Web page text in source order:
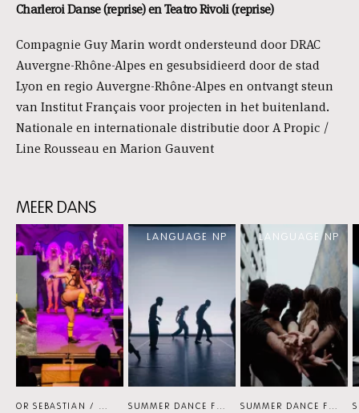
Charleroi Danse (reprise) en Teatro Rivoli (reprise)
Compagnie Guy Marin wordt ondersteund door DRAC
Auvergne-Rhône-Alpes en gesubsidieerd door de stad
Lyon en regio Auvergne-Rhône-Alpes en ontvangt steun
van Institut Français voor projecten in het buitenland.
Nationale en internationale distributie door A Propic /
Line Rousseau en Marion Gauvent
MEER DANS
Skip
content:
MEER
DANS
OR SEBASTIAN / DREK MANOR THEATER
LANGUAGE NP
SUMMER DANCE FOREVER DANS
LANGUAGE NP
SUMMER DANCE FOREVER